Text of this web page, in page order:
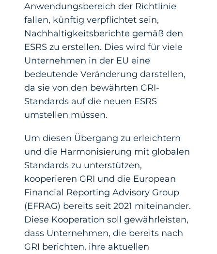
Anwendungsbereich der Richtlinie
fallen, künftig verpflichtet sein,
Nachhaltigkeitsberichte gemäß den
ESRS zu erstellen. Dies wird für viele
Unternehmen in der EU eine
bedeutende Veränderung darstellen,
da sie von den bewährten GRI-
Standards auf die neuen ESRS
umstellen müssen.
Um diesen Übergang zu erleichtern
und die Harmonisierung mit globalen
Standards zu unterstützen,
kooperieren GRI und die European
Financial Reporting Advisory Group
(EFRAG) bereits seit 2021 miteinander.
Diese Kooperation soll gewährleisten,
dass Unternehmen, die bereits nach
GRI berichten, ihre aktuellen